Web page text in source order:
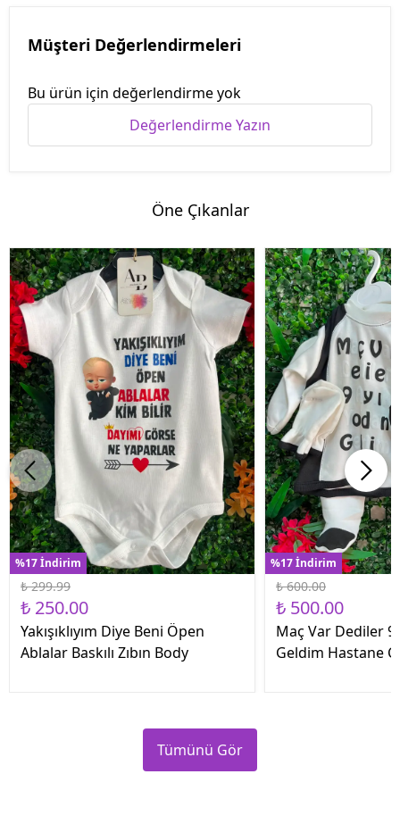
Müşteri Değerlendirmeleri
Bu ürün için değerlendirme yok
Değerlendirme Yazın
Öne Çıkanlar
%17 İndirim
₺ 299.99
₺ 250.00
Yakışıklıyım Diye Beni Öpen
Ablalar Baskılı Zıbın Body
%17 İndirim
₺ 600.00
₺ 500.00
Maç Var Dediler 9
Geldim Hastane
Tümünü Gör